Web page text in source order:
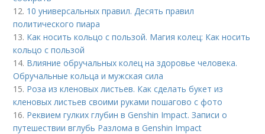
12. 10 универсальных правил. Десять правил
политического пиара
13. Как носить кольцо с пользой. Магия колец: Как носить
кольцо с пользой
14. Влияние обручальных колец на здоровье человека.
Обручальные кольца и мужская сила
15. Роза из кленовых листьев. Как сделать букет из
кленовых листьев своими руками пошагово с фото
16. Реквием гулких глубин в Genshin Impact. Записи о
путешествии вглубь Разлома в Genshin Impact